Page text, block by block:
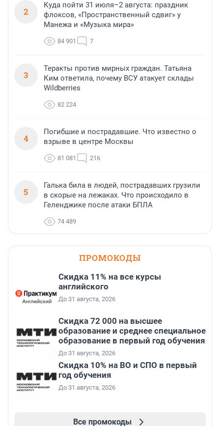
2
Куда пойти 31 июля–2 августа: праздник
флоксов, «Пространственный сдвиг» у
Манежа и «Музыка мира»
84 901 7
3
Теракты против мирных граждан. Татьяна
Ким ответила, почему ВСУ атакует склады
Wildberries
82 224
4
Погибшие и пострадавшие. Что известно о
взрыве в центре Москвы
81 081 216
5
Галька била в людей, пострадавших грузили
в скорые на лежаках. Что происходило в
Геленджике после атаки БПЛА
74 489
ПРОМОКОДЫ
Скидка 11% на все курсы
английского
До 31 августа, 2026
Скидка 72 000 на высшее
образование и среднее специальное
образование в первый год обучения
До 31 августа, 2026
Скидка 10% на ВО и СПО в первый
год обучения
До 31 августа, 2026
Все промокоды